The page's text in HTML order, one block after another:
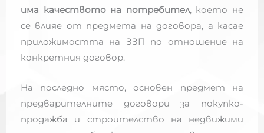
има качеството на потребител, което не
се влияе от предмета на договора, а касае
приложимостта на ЗЗП по отношение на
конкретния договор.
На последно място, основен предмет на
предварителните договори за покупко-
продажба и строителство на недвижими